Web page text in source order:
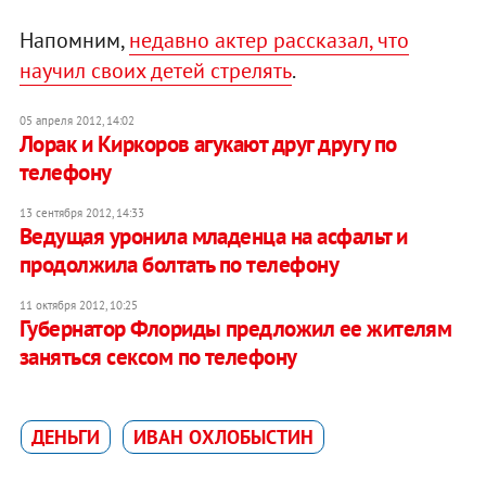
Напомним,недавно актер рассказал, что
научил своих детей стрелять.
05 апреля 2012, 14:02
Лорак и Киркоров агукают друг другу по
телефону
13 сентября 2012, 14:33
Ведущая уронила младенца на асфальт и
продолжила болтать по телефону
11 октября 2012, 10:25
Губернатор Флориды предложил ее жителям
заняться сексом по телефону
ДЕНЬГИ ИВАН ОХЛОБЫСТИН